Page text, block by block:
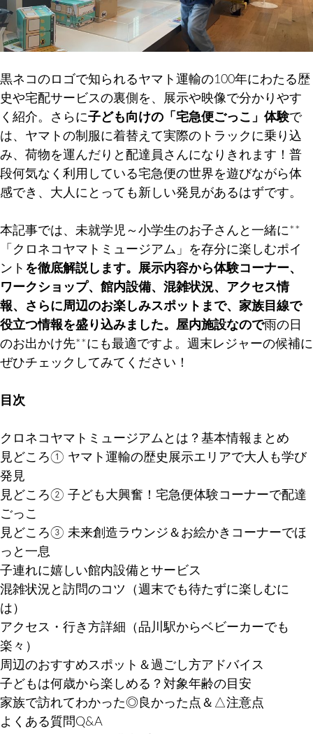
黒ネコのロゴで知られるヤマト運輸の100年にわたる歴
史や宅配サービスの裏側を、展示や映像で分かりやす
く紹介。さらに子ども向けの「宅急便ごっこ」体験で
は、ヤマトの制服に着替えて実際のトラックに乗り込
み、荷物を運んだりと配達員さんになりきれます！普
段何気なく利用している宅急便の世界を遊びながら体
感でき、大人にとっても新しい発見があるはずです。
本記事では、未就学児～小学生のお子さんと一緒に**
「クロネコヤマトミュージアム」を存分に楽しむポイ
ント を徹底解説します。展示内容から体験コーナー、
ワークショップ、館内設備、混雑状況、アクセス情
報、さらに周辺のお楽しみスポットまで、家族目線で
役立つ情報を盛り込みました。屋内施設なので雨の日
のお出かけ先**にも最適ですよ。週末レジャーの候補に
ぜひチェックしてみてください！
目次
クロネコヤマトミュージアムとは？基本情報まとめ
見どころ① ヤマト運輸の歴史展示エリアで大人も学び
発見
見どころ② 子ども大興奮！宅急便体験コーナーで配達
ごっこ
見どころ③ 未来創造ラウンジ＆お絵かきコーナーでほ
っと一息
子連れに嬉しい館内設備とサービス
混雑状況と訪問のコツ（週末でも待たずに楽しむに
は）
アクセス・行き方詳細（品川駅からベビーカーでも
楽々）
周辺のおすすめスポット＆過ごし方アドバイス
子どもは何歳から楽しめる？対象年齢の目安
家族で訪れてわかった◎良かった点＆△注意点
よくある質問Q&A